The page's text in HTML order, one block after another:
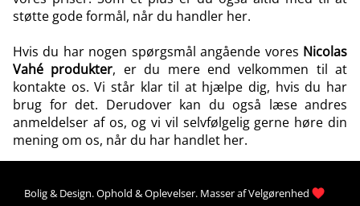
støtte gode formål, når du handler her.
Hvis du har nogen spørgsmål angående vores Nicolas
Vahé produkter, er du mere endvelkommen til at
kontakte os. Vi står klar til at hjælpe dig, hvis du har
brug for det. Derudover kan du også læse andres
anmeldelser af os, og vi vil selvfølgelig gerne høre din
mening om os, når du har handlet her.
Bolig & Design. Ophold &Oplevelser. Masser af Velgørenhed